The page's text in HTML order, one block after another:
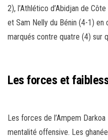
2), l’Athlético d’Abidjan de
et Sam Nelly du Bénin (4-1)
marqués contre quatre (4) sur
Les forces et
Les forces de l’Ampem
mentalité offensive. Les